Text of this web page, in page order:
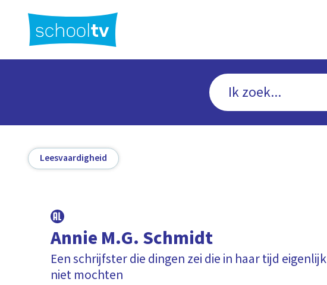
hoofdinhoud
Leesvaardigheid
Annie M.G. Schmidt
Een schrijfster die dingen zei die in haar tijd eigenlijk
niet mochten